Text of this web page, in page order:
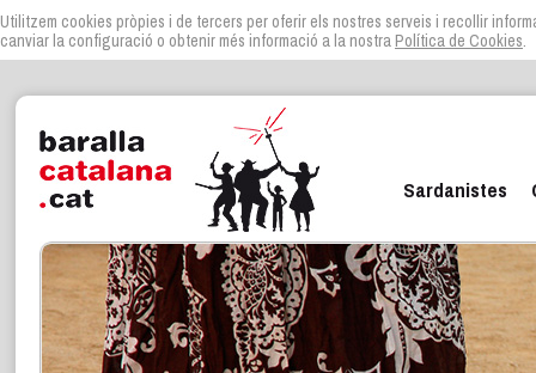
Utilitzem cookies pròpies i de tercers per oferir els nostres serveis i recollir
canviar la configuració o obtenir més informació a la nostra Política de Cookies.
Sardanistes